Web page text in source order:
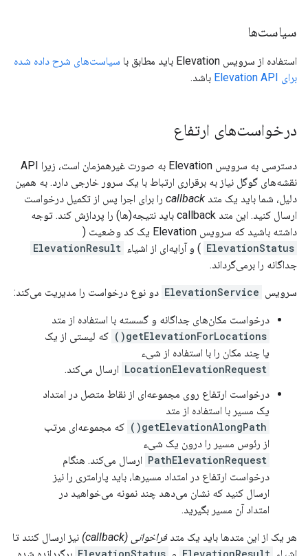
سیاست‌ها
استفاده از سرویس Elevation باید مطابق با
سیاست‌های شرح داده شده
برای Elevation API
باشد.
درخواست‌های ارتفاع
دسترسی به سرویس Elevation به صورت غیرهمزمان است، زیرا API
نقشه‌های گوگل نیاز به برقراری ارتباط با یک سرور خارجی دارد. به همین
دلیل، شما باید یک متد callback را برای اجرا پس از تکمیل درخواست
ارسال کنید. این متد callback باید نتیجه(ها) را پردازش کند. توجه
داشته باشید که سرویس Elevation یک کد وضعیت (
ElevationStatus ) و آرایه‌ای از اشیاء ElevationResult
جداگانه را برمی‌گرداند.
سرویس ElevationService دو نوع درخواست را مدیریت می‌کند:
درخواست مکان‌های جداگانه و گسسته با استفاده از متد
getElevationForLocations()
که لیستی از یک
یا چند مکان را با استفاده از شیء
LocationElevationRequest ارسال می‌کند.
درخواست ارتفاع روی مجموعه‌ای از نقاط متصل در امتداد
یک مسیر با استفاده از متد
getElevationAlongPath()
که مجموعه‌ای مرتب
از رئوس مسیر را درون یک شیء
PathElevationRequest ارسال می‌کند. هنگام
درخواست ارتفاع در امتداد مسیرها، باید پارامتری را نیز
ارسال کنید که نشان می‌دهد چند نمونه می‌خواهید در
امتداد آن مسیر بگیرید.
هر یک از این متدها باید یک متدفراخوانی (callback)
نیز ارسال کنند تا